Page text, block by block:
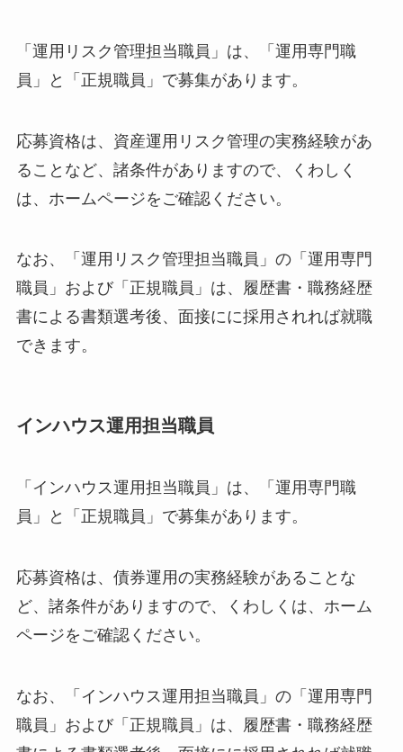
「運用リスク管理担当職員」は、「運用専門職
員」と「正規職員」で募集があります。
応募資格は、資産運用リスク管理の実務経験があ
ることなど、諸条件がありますので、くわしく
は、ホームページをご確認ください。
なお、「運用リスク管理担当職員」の「運用専門
職員」および「正規職員」は、履歴書・職務経歴
書による書類選考後、面接にに採用されれば就職
できます。
インハウス運用担当職員
「インハウス運用担当職員」は、「運用専門職
員」と「正規職員」で募集があります。
応募資格は、債券運用の実務経験があることな
ど、諸条件がありますので、くわしくは、ホーム
ページをご確認ください。
なお、「インハウス運用担当職員」の「運用専門
職員」および「正規職員」は、履歴書・職務経歴